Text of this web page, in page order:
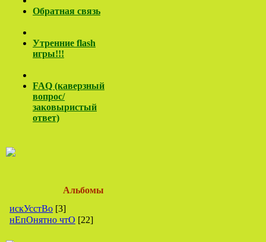
Обратная связь
Утренние flash
игры!!!
FAQ (каверзный
вопрос/
заковыристый
ответ)
Альбомы
искУсстВо [3]
нЕпОнятно чтО [22]